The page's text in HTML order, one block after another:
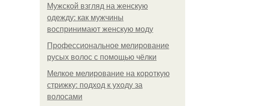
Мужской взгляд на женскую
одежду: как мужчины
воспринимают женскую моду
Профессиональное мелирование
русых волос с помощью чёлки
Мелкое мелирование на короткую
стрижку: подход к уходу за
волосами